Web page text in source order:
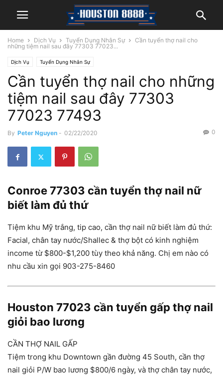
Home Dịch Vụ Tuyển Dụng Nhân Sự
Cần tuyển thợ nail cho
những tiệm nail sau đây 77303 77023...
Dịch Vụ Tuyển Dụng Nhân Sự
Cần tuyển thợ nail cho những
tiệm nail sau đây 77303
77023 77493
By Peter Nguyen - 02/22/2020 0
Conroe 77303 cần tuyển thợ nail nữ
biết làm đủ thứ
Tiệm khu Mỹ trắng, tip cao, cần thợ nail nữ biết làm đủ thứ:
Facial, chân tay nước/Shallec & thợ bột có kinh nghiệm
income từ $800-$1,200 tùy theo khả năng. Chị em nào có
nhu cầu xin gọi 903-275-8460
Houston 77023 cần tuyển gấp thợ nail
giỏi bao lương
CẦN THỢ NAIL GẤP
Tiệm trong khu Downtown gần đường 45 South, cần thợ
nail giỏi P/W bao lương $800/6 ngày, và thợ chân tay nước,